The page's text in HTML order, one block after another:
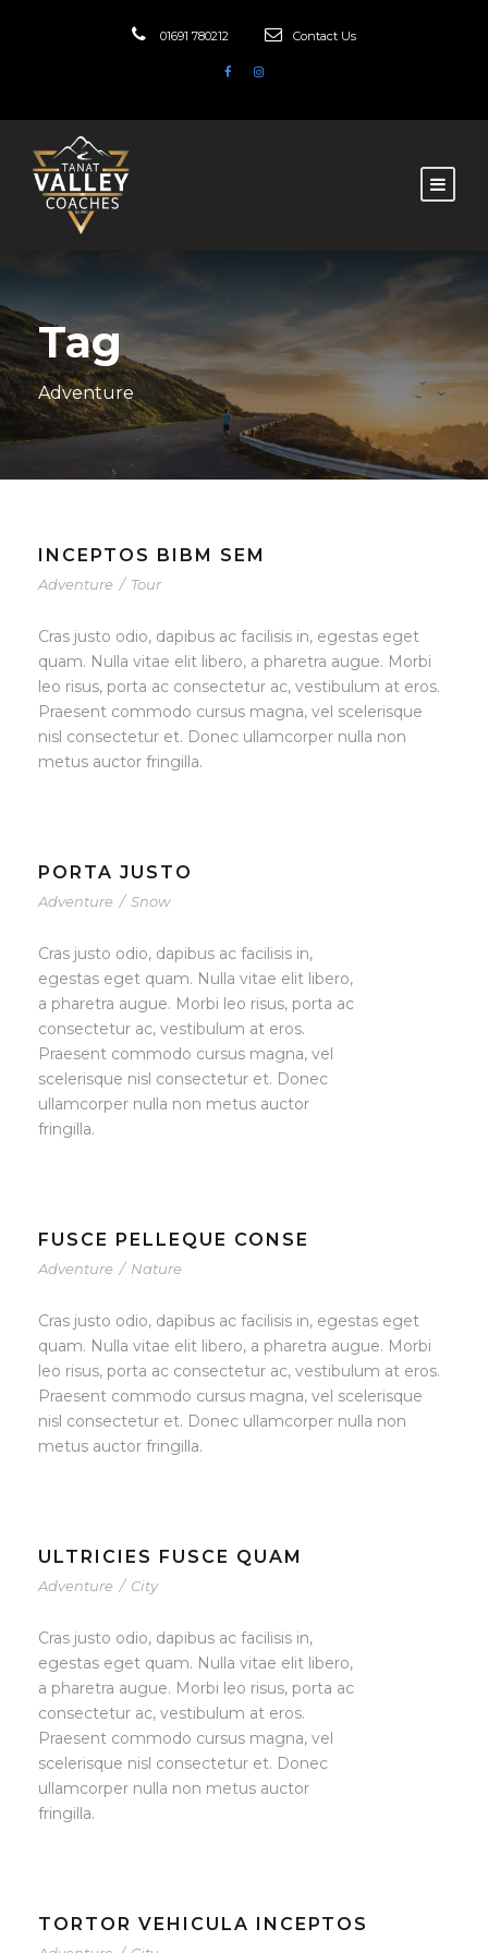
01691 780212 Contact Us
Tag
Adventure
INCEPTOS BIBM SEM
Adventure / Tour
Cras justo odio, dapibus ac facilisis in, egestas eget
quam. Nulla vitae elit libero, a pharetra augue. Morbi
leo risus, porta ac consectetur ac, vestibulum at eros.
Praesent commodo cursus magna, vel scelerisque
nisl consectetur et. Donec ullamcorper nulla non
metus auctor fringilla.
PORTA JUSTO
Adventure / Snow
Cras justo odio, dapibus ac facilisis in,
egestas eget quam. Nulla vitae elit libero,
a pharetra augue. Morbi leo risus, porta ac
consectetur ac, vestibulum at eros.
Praesent commodo cursus magna, vel
scelerisque nisl consectetur et. Donec
ullamcorper nulla non metus auctor
fringilla.
FUSCE PELLEQUE CONSE
Adventure / Nature
Cras justo odio, dapibus ac facilisis in, egestas eget
quam. Nulla vitae elit libero, a pharetra augue. Morbi
leo risus, porta ac consectetur ac, vestibulum at eros.
Praesent commodo cursus magna, vel scelerisque
nisl consectetur et. Donec ullamcorper nulla non
metus auctor fringilla.
ULTRICIES FUSCE QUAM
Adventure / City
Cras justo odio, dapibus ac facilisis in,
egestas eget quam. Nulla vitae elit libero,
a pharetra augue. Morbi leo risus, porta ac
consectetur ac, vestibulum at eros.
Praesent commodo cursus magna, vel
scelerisque nisl consectetur et. Donec
ullamcorper nulla non metus auctor
fringilla.
TORTOR VEHICULA INCEPTOS